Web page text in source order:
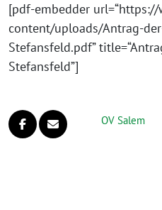
[pdf-embedder
content/uploads/Antrag-
Stefansfeld.pdf”
Stefansfeld”]
OV Salem